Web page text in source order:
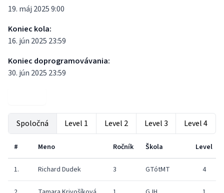
19. máj 2025 9:00
Koniec kola:
16. jún 2025 23:59
Koniec doprogramovávania:
30. jún 2025 23:59
Spoločná Level 1 Level 2 Level 3 Level 4
# Meno Ročník Škola Level
1. Richard Dudek 3 GTótMT 4